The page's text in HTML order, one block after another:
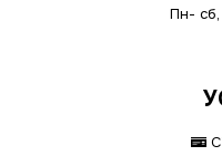
Пн-